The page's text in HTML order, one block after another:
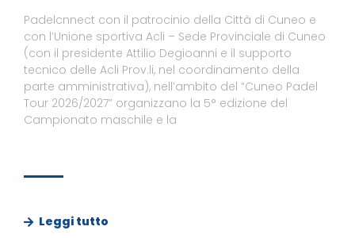
Padelcnnect con il patrocinio della Città di Cuneo e
con l’Unione sportiva Acli – Sede Provinciale di Cuneo
(con il presidente Attilio Degioanni e il supporto
tecnico delle Acli Prov.li, nel coordinamento della
parte amministrativa), nell’ambito del “Cuneo Padel
Tour 2026/2027” organizzano la 5° edizione del
Campionato maschile e la
Leggi tutto